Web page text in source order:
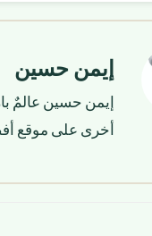
إيمن حسين
إيمن حسين عالمٌ
أخرى على موقع